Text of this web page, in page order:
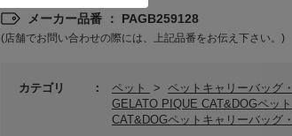
メーカー品番 ： PAGB259128
(店舗でお問い合わせの際には、上記品番をお伝え下さい。)
カテゴリ ペット > ペットキャリーバッグ
GELATO PIQUE CAT&DOGペット
CAT&DOGペットキャリーバッグ